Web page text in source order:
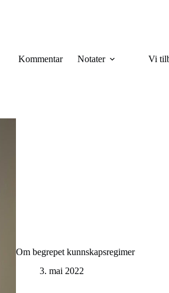
Kommentar Notater Vi
Om begrepet kunnskapsregimer
3. mai 2022